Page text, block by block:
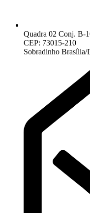
Quadra 02 Conj. B-
CEP: 73015-210
Sobradinho Brasília/